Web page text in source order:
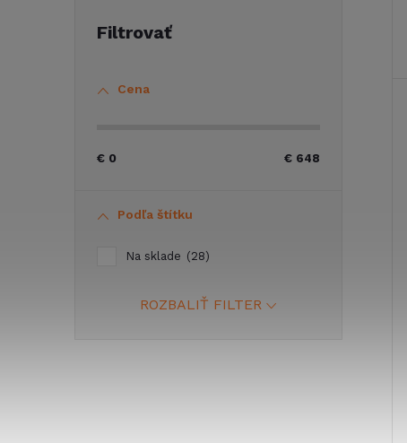
Cena
€ 0 € 648
Podľa štítku
Na sklade 28
ROZBALIŤ FILTER